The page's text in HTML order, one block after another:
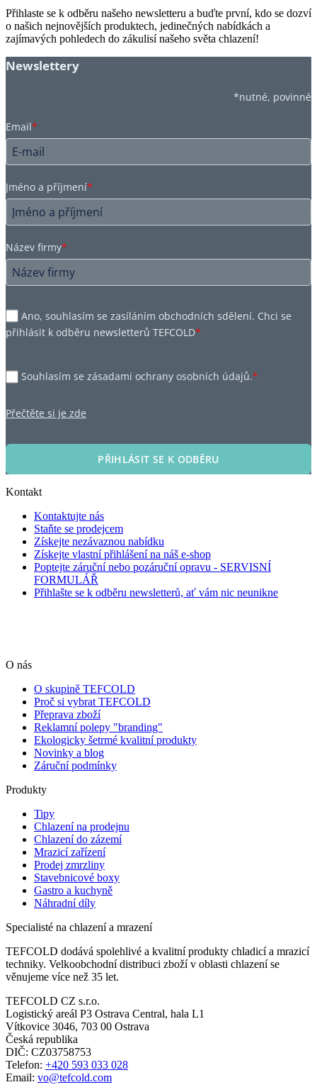
Přihlaste se k odběru našeho newsletteru a buďte první, kdo se dozví
o našich nejnovějších produktech, jedinečných nabídkách a
zajímavých pohledech do zákulisí našeho světa chlazení!
Newslettery
*nutné, povinné
Email*
Jméno a příjmení*
Název firmy*
Ano, souhlasím se zasíláním obchodních sdělení. Chci se
přihlásit k odběru newsletterů TEFCOLD*
Souhlasím se zásadami ochrany osobních údajů.*
Přečtěte si je zde
PŘIHLÁSIT SE K ODBĚRU
Kontakt
Kontaktujte nás
Staňte se prodejcem
Získejte nezávaznou nabídku
Získejte vlastní přihlášení na náš e-shop
Poptejte záruční nebo pozáruční opravu - SERVISNÍ
FORMULÁŘ
Přihlašte se k odběru newsletterů, ať vám nic neunikne
O nás
O skupině TEFCOLD
Proč si vybrat TEFCOLD
Přeprava zboží
Reklamní polepy "branding"
Ekologicky šetrmé kvalitní produkty
Novinky a blog
Záruční podmínky
Produkty
Tipy
Chlazení na prodejnu
Chlazení do zázemí
Mrazicí zařízení
Prodej zmrzliny
Stavebnicové boxy
Gastro a kuchyně
Náhradní díly
Specialisté na chlazení a mrazení
TEFCOLD dodává spolehlivé a kvalitní produkty chladicí a mrazicí
techniky. Velkoobchodní distribuci zboží v oblasti chlazení se
věnujeme více než 35 let.
TEFCOLD CZ s.r.o.
Logistický areál P3 Ostrava Central, hala L1
Vítkovice 3046, 703 00 Ostrava
Česká republika
DIČ: CZ03758753​​​​​​
Telefon: +420 593 033 028
Email: vo@tefcold.com